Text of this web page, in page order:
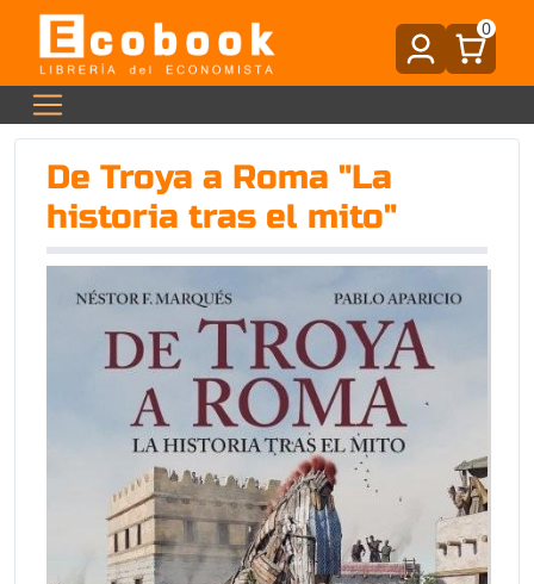
0
De Troya a Roma "La
historia tras el mito"